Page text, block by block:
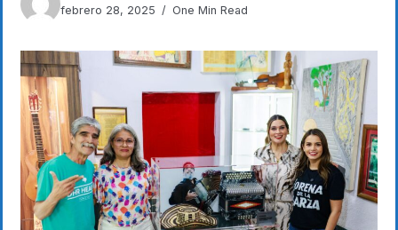
febrero 28, 2025
One Min Read